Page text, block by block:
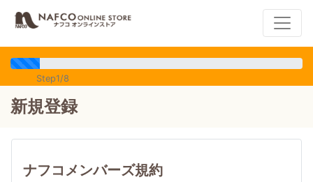
Step1/8
新規登録
ナフコメンバーズ規約